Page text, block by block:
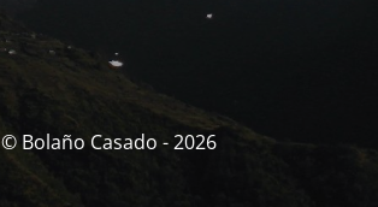
© Bolaño Casado - 2026